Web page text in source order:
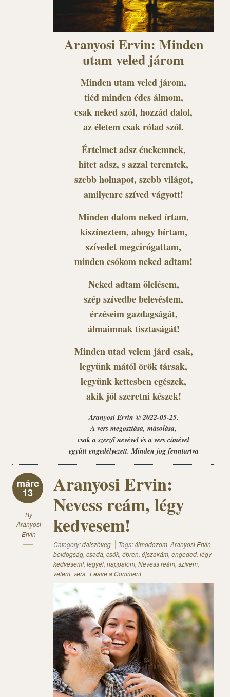
Aranyosi Ervin: Minden
utam veled járom
Minden utam veled járom,
tiéd minden édes álmom,
csak neked szól, hozzád dalol,
az életem csak rólad szól.
Értelmet adsz énekemnek,
hitet adsz, s azzal teremtek,
szebb holnapot, szebb világot,
amilyenre szíved vágyott!
Minden dalom neked írtam,
kiszíneztem, ahogy bírtam,
szívedet megcirógattam,
minden csókom neked adtam!
Neked adtam ölelésem,
szép szívedbe belevéstem,
érzéseim gazdagságát,
álmaimnak tisztaságát!
Minden utad velem járd csak,
legyünk mától örök társak,
legyünk kettesben egészek,
akik jól szeretni készek!
Aranyosi Ervin © 2022-05-25.
A vers megosztása, másolása,
csak a szerző nevével és a vers címével
együtt engedélyezett. Minden jog fenntartva
márc
13
By
Aranyosi
Ervin
Aranyosi Ervin:
Nevess reám, légy
kedvesem!
Category:dalszöveg Tags:álmodozom, Aranyosi Ervin,
boldogság, csoda, csók, ébren, éjszakám, engeded, légy
kedvesem!, legyél, nappalom, Nevess reám, szívem,
velem, vers Leave a Comment